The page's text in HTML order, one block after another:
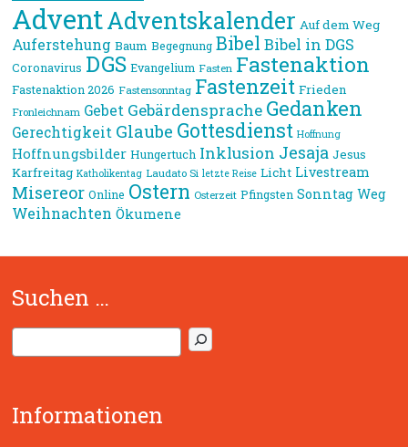
AdventAdventskalender Auf dem Weg
Auferstehung Baum Begegnung Bibel Bibel in DGS
Coronavirus DGS Evangelium Fasten Fastenaktion
Fastenaktion 2026 Fastensonntag Fastenzeit Frieden
Fronleichnam Gebet Gebärdensprache Gedanken
Gerechtigkeit Glaube Gottesdienst Hoffnung
Hoffnungsbilder Hungertuch Inklusion Jesaja Jesus
Karfreitag Katholikentag Laudato Si letzte Reise Licht Livestream
Misereor Online Ostern Osterzeit Pfingsten Sonntag Weg
Weihnachten Ökumene
Suchen …
u
e
n
Informationen